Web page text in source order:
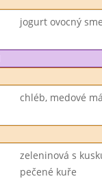
jogurt ovocný
chléb, medové
zeleninová s
pečené kuře